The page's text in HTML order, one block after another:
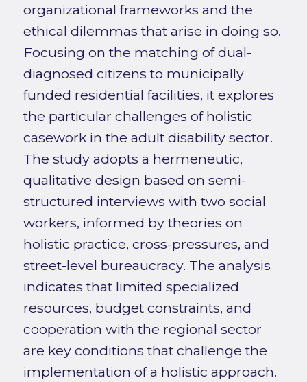
organizational frameworks and the
ethical dilemmas that arise in doing so.
Focusing on the matching of dual-
diagnosed citizens to municipally
funded residential facilities, it explores
the particular challenges of holistic
casework in the adult disability sector.
The study adopts a hermeneutic,
qualitative design based on semi-
structured interviews with two social
workers, informed by theories on
holistic practice, cross-pressures, and
street-level bureaucracy. The analysis
indicates that limited specialized
resources, budget constraints, and
cooperation with the regional sector
are key conditions that challenge the
implementation of a holistic approach.